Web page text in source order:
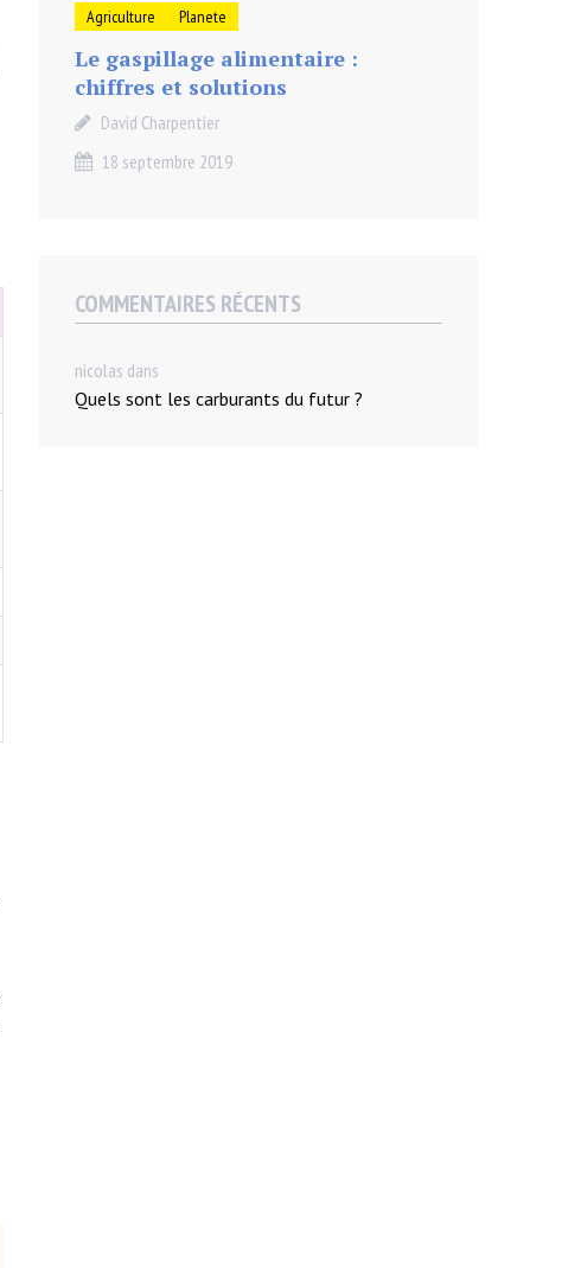
Agriculture Planete
Le gaspillage alimentaire :
chiffres et solutions
David Charpentier
18 septembre 2019
COMMENTAIRES RÉCENTS
nicolas dans
Quels sont les carburants du futur ?